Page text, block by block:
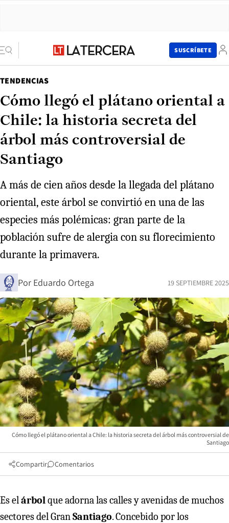
SUSCRÍBETE
TENDENCIAS
Cómo llegó el plátano oriental a
Chile: la historia secreta del
árbol más controversial de
Santiago
A más de cien años desde la llegada del plátano
oriental, este árbol se convirtió en una de las
especies más polémicas: gran parte de la
población sufre de alergia con su florecimiento
durante la primavera.
Por Eduardo Ortega 19 SEPTIEMBRE 2025
Cómo llegó el plátano oriental a Chile: la historia secreta del árbol más controversial de
Santiago
Compartir Comentarios
Es elárbolque adorna las calles y avenidas de muchos
sectores del GranSantiago. Concebido por los